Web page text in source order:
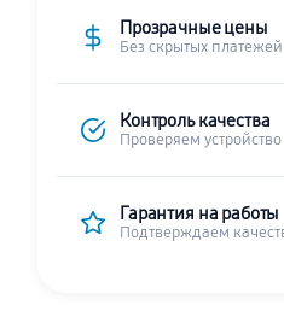
Прозрачные цены
Без скрытых платежей
Контроль качества
Проверяем
Гарантия на работы
Подтверждаем